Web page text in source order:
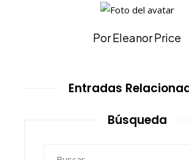
Por Eleanor Price
Entradas
Búsqueda